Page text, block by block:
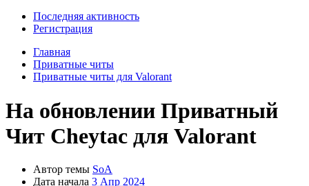
Последняя активность
Регистрация
Главная
Приватные читы
Приватные читы для Valorant
На обновлении Приватный
Чит Сheytac для Valorant
Автор темы SoA
Дата начала 3 Апр 2024